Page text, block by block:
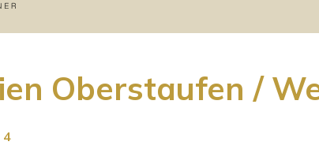
Oberstaufen /
4